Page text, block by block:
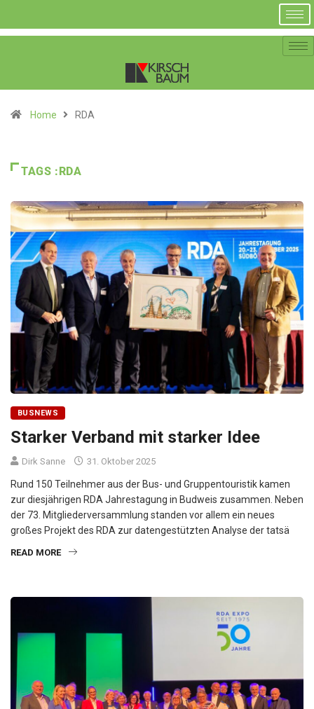
Home RDA
TAGS :RDA
BUSNEWS
Starker Verband mit starker Idee
Dirk Sanne 31. Oktober 2025
Rund 150 Teilnehmer aus der Bus- und Gruppentouristik kamen
zur diesjährigen RDA Jahrestagung in Budweis zusammen. Neben
der 73. Mitgliederversammlung standen vor allem ein neues
großes Projekt des RDA zur datengestützten Analyse der tatsä
READ MORE